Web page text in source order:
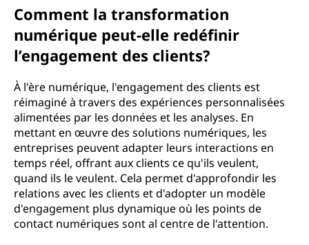
Comment la transformation
numérique peut-elle redéfinir
l’engagement des clients?
À l'ère numérique, l'engagement des clients est
réimaginé à travers des expériences personnalisées
alimentées par les données et les analyses. En
mettant en œuvre des solutions numériques, les
entreprises peuvent adapter leurs interactions en
temps réel, offrant aux clients ce qu'ils veulent,
quand ils le veulent. Cela permet d'approfondir les
relations avec les clients et d'adopter un modèle
d'engagement plus dynamique où les points de
contact numériques sont al centre de l'attention.